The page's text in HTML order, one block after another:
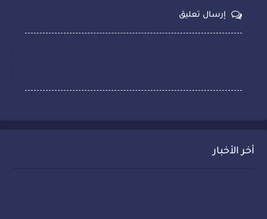
إرسال تعليق
أخر الأخبار